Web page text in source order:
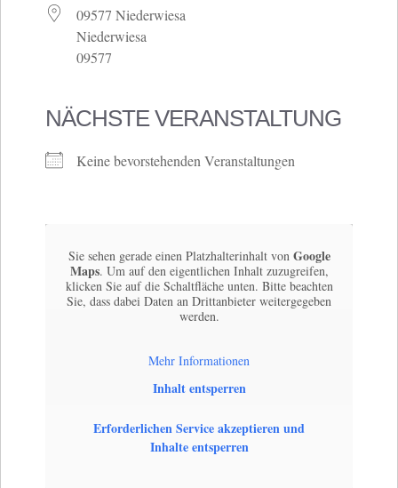
09577 Niederwiesa
Niederwiesa
09577
NÄCHSTE VERANSTALTUNG
Keine bevorstehenden Veranstaltungen
Sie sehen gerade einen Platzhalterinhalt von Google
Maps. Um auf den eigentlichen Inhalt zuzugreifen,
klicken Sie auf die Schaltfläche unten. Bitte beachten
Sie, dass dabei Daten an Drittanbieter weitergegeben
werden.
Mehr Informationen
Inhalt entsperren
Erforderlichen Service akzeptieren und
Inhalte entsperren